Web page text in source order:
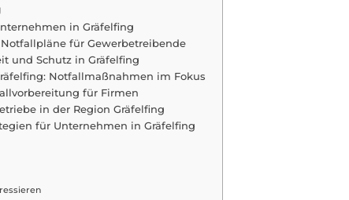
in Gräfelfing
für Gewerbetreibende
und Schutz in Gräfelfing
Notfallmaßnahmen im Fokus
für Firmen
in der Region Gräfelfing
für Unternehmen in Gräfelfing